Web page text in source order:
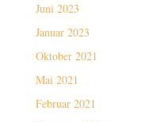
Juni 2023
Januar 2023
Oktober 2021
Mai 2021
Februar 2021